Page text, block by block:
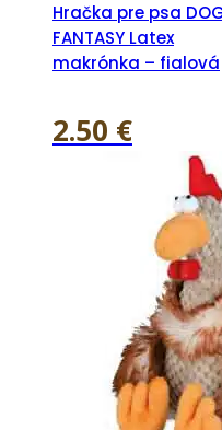
Hračka pre psa
FANTASY Latex
makrónka – fialová
2.50 €